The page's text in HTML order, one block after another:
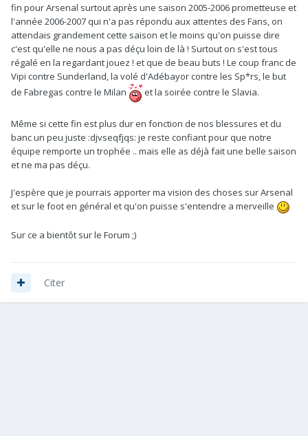
fin pour Arsenal surtout après une saison 2005-2006 prometteuse et
l'année 2006-2007 qui n'a pas répondu aux attentes des Fans, on
attendais grandement cette saison et le moins qu'on puisse dire
c'est qu'elle ne nous a pas déçu loin de là ! Surtout on s'est tous
régalé en la regardant jouez ! et que de beau buts ! Le coup franc de
Vipi contre Sunderland, la volé d'Adébayor contre les Sp*rs, le but
de Fabregas contre le Milan
et la soirée contre le Slavia.
Même si cette fin est plus dur en fonction de nos blessures et du
banc un peu juste :djvseqfjqs: je reste confiant pour que notre
équipe remporte un trophée .. mais elle as déjà fait une belle saison
et ne ma pas déçu.
J'espère que je pourrais apporter ma vision des choses sur Arsenal
et sur le foot en général et qu'on puisse s'entendre a merveille
Sur ce a bientôt sur le Forum ;)
Citer